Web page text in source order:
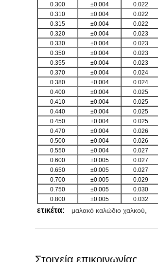
0.300
±0.004 0.022
0.310
±0.004 0.022
0.315
±0.004 0.022
0.320
±0.004 0.023
0.330
±0.004 0.023
0.350
±0.004 0.023
0.355
±0.004 0.023
0.370
±0.004 0.024
0.380
±0.004 0.024
0.400
±0.004 0.025
0.410
±0.004 0.025
0.440
±0.004 0.025
0.450
±0.004 0.025
0.470
±0.004 0.026
0.500
±0.004 0.026
0.550
±0.004 0.027
0.600
±0.005 0.027
0.650
±0.005 0.027
0.700
±0.005 0.029
0.750
±0.005 0.030
0.800
±0.005 0.032
ετικέτα: μαλακό καλώδιο χαλκού
Στοιχεία επικοινωνίας